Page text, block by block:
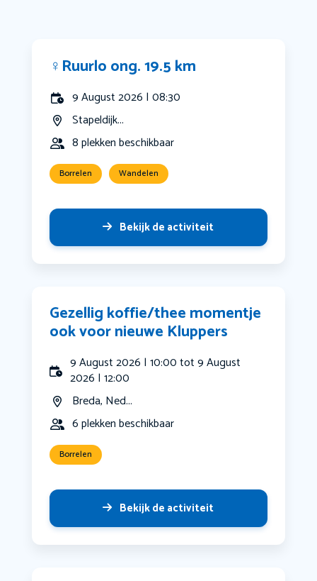
‍♀️Ruurlo ong. 19.5 km
9 August 2026 | 08:30
Stapeldijk...
8 plekken beschikbaar
Borrelen Wandelen
Bekijk de activiteit
Gezellig koffie/thee momentje
ook voor nieuwe Kluppers
9 August 2026 | 10:00 tot 9 August
2026 | 12:00
Breda, Ned...
6 plekken beschikbaar
Borrelen
Bekijk de activiteit